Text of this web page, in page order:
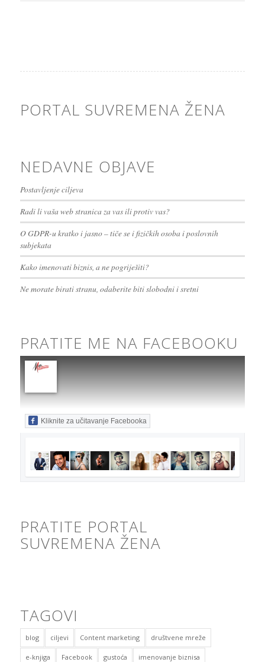
PORTAL SUVREMENA ŽENA
NEDAVNE OBJAVE
Postavljenje ciljeva
Radi li vaša web stranica za vas ili protiv vas?
O GDPR-u kratko i jasno – tiče se i fizičkih osoba i poslovnih
subjekata
Kako imenovati biznis, a ne pogriješiti?
Ne morate birati stranu, odaberite biti slobodni i sretni
PRATITE ME NA FACEBOOKU
Kliknite za učitavanje Facebooka
PRATITE PORTAL
SUVREMENA ŽENA
TAGOVI
blog ciljevi Content marketing društvene mreže
e-knjiga Facebook gustoća imenovanje biznisa